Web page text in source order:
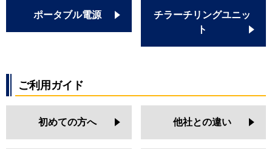
パナソニック
PA-P56T7SGN
PA-P56T7SGNB
PA-P56T7GB
PA-P56T6SGN1
ポータブル電源
チラーチリングユニッ
ト
ご利用ガイド
初めての方へ 他社との違い